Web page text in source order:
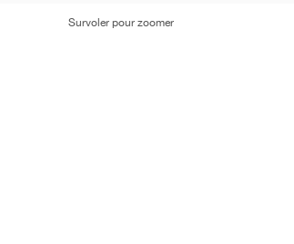
Survoler pour zoomer